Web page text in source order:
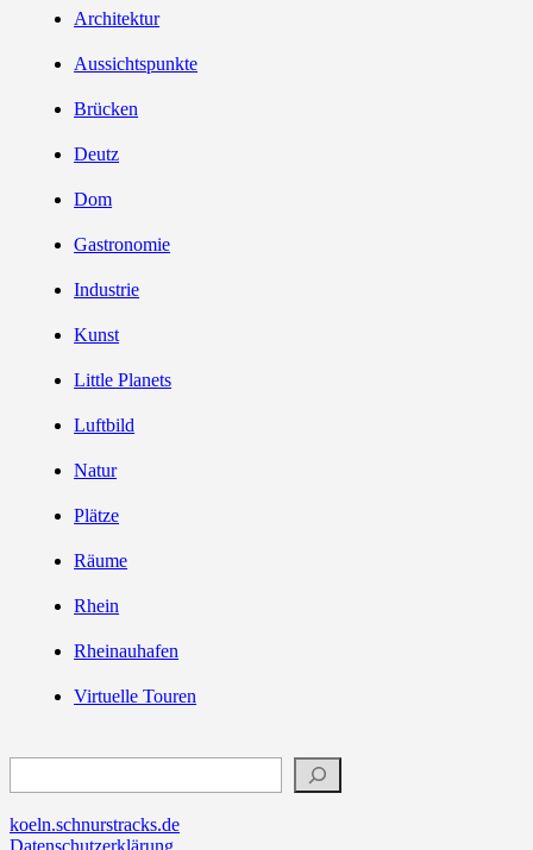
Architektur
Aussichtspunkte
Brücken
Deutz
Dom
Gastronomie
Industrie
Kunst
Little Planets
Luftbild
Natur
Plätze
Räume
Rhein
Rheinauhafen
Virtuelle Touren
koeln.schnurstracks.de
Datenschutzerklärung